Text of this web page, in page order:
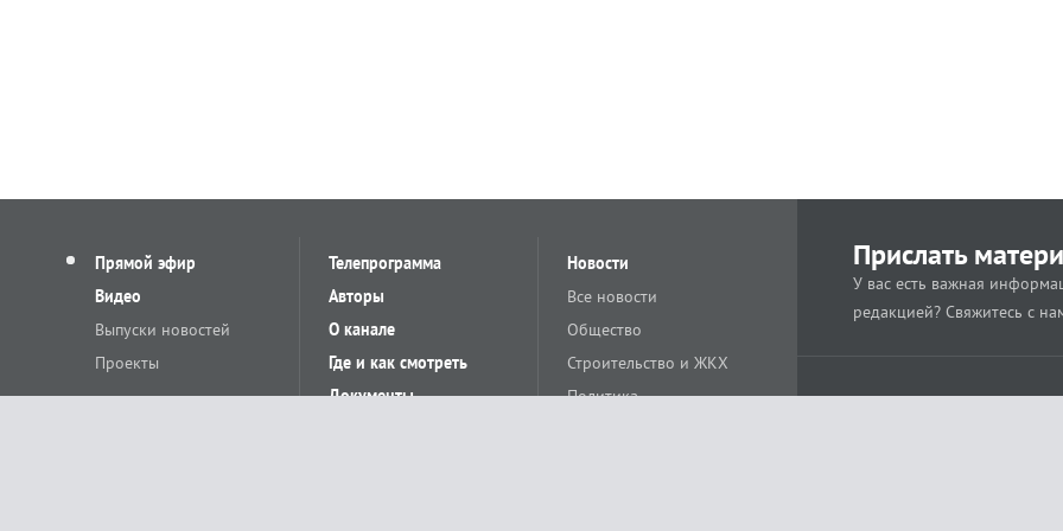
Прямой эфир
Видео
Выпуски новостей
Проекты
Телепрограмма
Авторы
О канале
Где и как смотреть
Документы
Новости
Все новости
Общество
Строительство и ЖКХ
Политика
Прислать
У вас есть важная
редакцией? Свяжитесь с